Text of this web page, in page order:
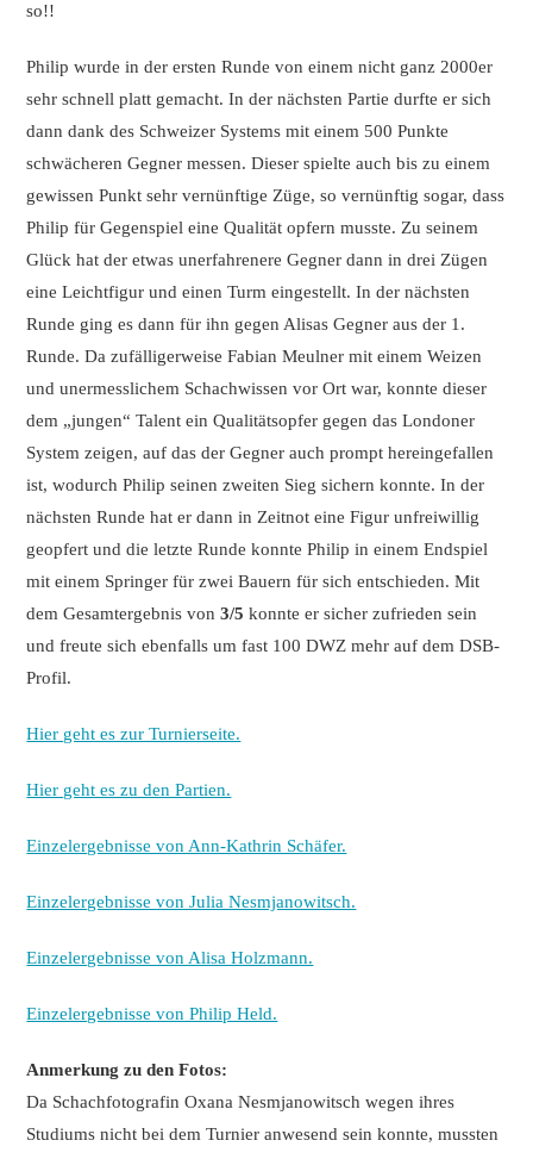
so!!
Philip wurde in der ersten Runde von einem nicht ganz 2000er
sehr schnell platt gemacht. In der nächsten Partie durfte er sich
dann dank des Schweizer Systems mit einem 500 Punkte
schwächeren Gegner messen. Dieser spielte auch bis zu einem
gewissen Punkt sehr vernünftige Züge, so vernünftig sogar, dass
Philip für Gegenspiel eine Qualität opfern musste. Zu seinem
Glück hat der etwas unerfahrenere Gegner dann in drei Zügen
eine Leichtfigur und einen Turm eingestellt. In der nächsten
Runde ging es dann für ihn gegen Alisas Gegner aus der 1.
Runde. Da zufälligerweise Fabian Meulner mit einem Weizen
und unermesslichem Schachwissen vor Ort war, konnte dieser
dem „jungen“ Talent ein Qualitätsopfer gegen das Londoner
System zeigen, auf das der Gegner auch prompt hereingefallen
ist, wodurch Philip seinen zweiten Sieg sichern konnte. In der
nächsten Runde hat er dann in Zeitnot eine Figur unfreiwillig
geopfert und die letzte Runde konnte Philip in einem Endspiel
mit einem Springer für zwei Bauern für sich entschieden. Mit
dem Gesamtergebnis von3/5 konnte er sicher zufrieden sein
und freute sich ebenfalls um fast 100 DWZ mehr auf dem DSB-
Profil.
Hier geht es zur Turnierseite.
Hier geht es zu den Partien.
Einzelergebnisse von Ann-Kathrin Schäfer.
Einzelergebnisse von Julia Nesmjanowitsch.
Einzelergebnisse von Alisa Holzmann.
Einzelergebnisse von Philip Held.
Anmerkung zu den Fotos:
Da Schachfotografin Oxana Nesmjanowitsch wegen ihres
Studiums nicht bei dem Turnier anwesend sein konnte, mussten